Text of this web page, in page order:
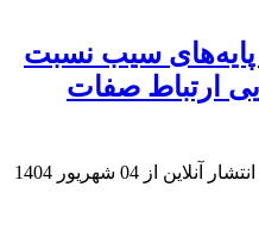
پایه‌های سیب نسبت
ارتباط صفات
آنلاین از 04 شهریور 1404